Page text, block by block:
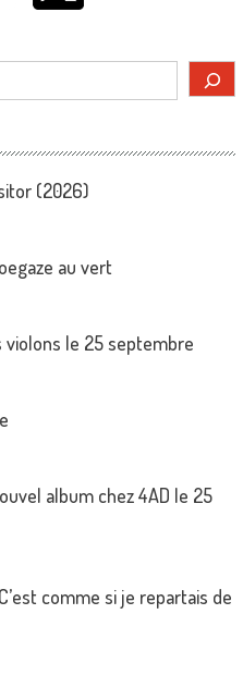
(2026)
au vert
le 25 septembre
album chez 4AD le 25
comme si je repartais de